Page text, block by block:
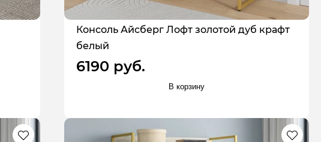
Консоль Айсберг Лофт золотой дуб крафт
белый
6190 руб.
В корзину